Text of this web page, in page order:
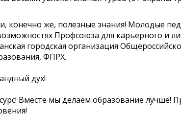
конечно же, полезные знания! Молодые
Профсоюза для карьерного и
городская организация
ФПРХ.
дух!
Вместе мы делаем образование лучше!